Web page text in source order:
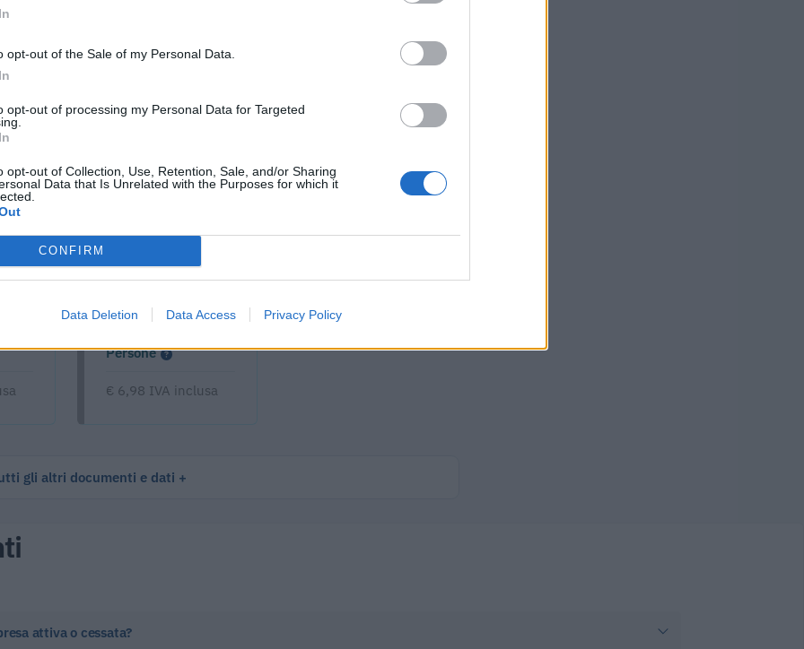
opt-out of the Sale of my Personal Data.
opt-out of processing my Personal Data for Targeted
opt-out of Collection, Use, Retention, Sale, and/or Sharing
Data that Is Unrelated with the Purposes for which it
CONFIRM
Data Deletion Data Access Privacy Policy
e servizi disponibili →
Visure Camerali -
Persone
€ 6,98 IVA inclusa
gli altri documenti e dati
attiva o cessata?